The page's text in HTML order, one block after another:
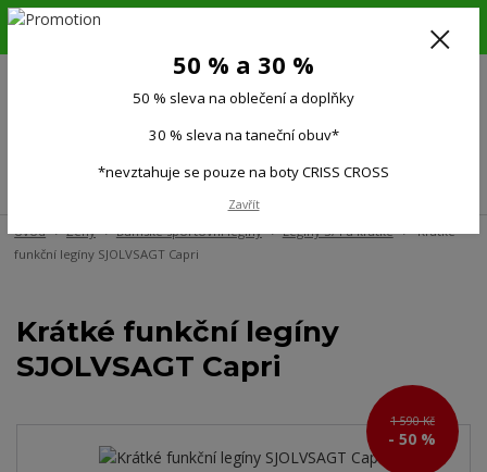
6.-16.8.26. DOVOLENÁ !!! 50 % SLEVA na všechno oblečení a doplňky !!!
(Po-Pá 9:00-15.00)
Úvod Ženy Dámské sportovní legíny Legíny 3/4 a krátké
Krátké
funkční legíny SJOLVSAGT Capri
Krátké funkční legíny
SJOLVSAGT Capri
1 590 Kč
- 50 %
50 % a 30 %
50 % sleva na oblečení a doplňky
30 % sleva na taneční obuv*
*nevztahuje se pouze na boty CRISS CROSS
Zavřít